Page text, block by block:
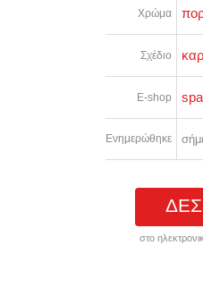
Χρώμα
Σχέδιο
E-shop
Ενημερώθηκε
στο